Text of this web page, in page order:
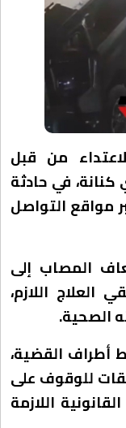
من قبل
في حادثة
مواقع التواصل
المصاب إلى
اللازم،
الصحية.
أطراف القضية،
للوقوف على
اللازمة